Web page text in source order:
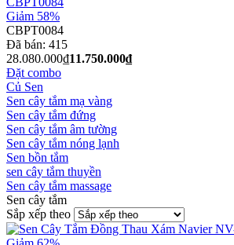
Giảm 58%
CBPT0084
Đã bán: 415
28.080.000₫11.750.000₫
Đặt combo
Củ Sen
Sen cây tắm mạ vàng
Sen cây tắm đứng
Sen cây tắm âm tường
Sen cây tắm nóng lạnh
Sen bồn tắm
sen cây tắm thuyền
Sen cây tắm massage
Sen cây tắm
Sắp xếp theo